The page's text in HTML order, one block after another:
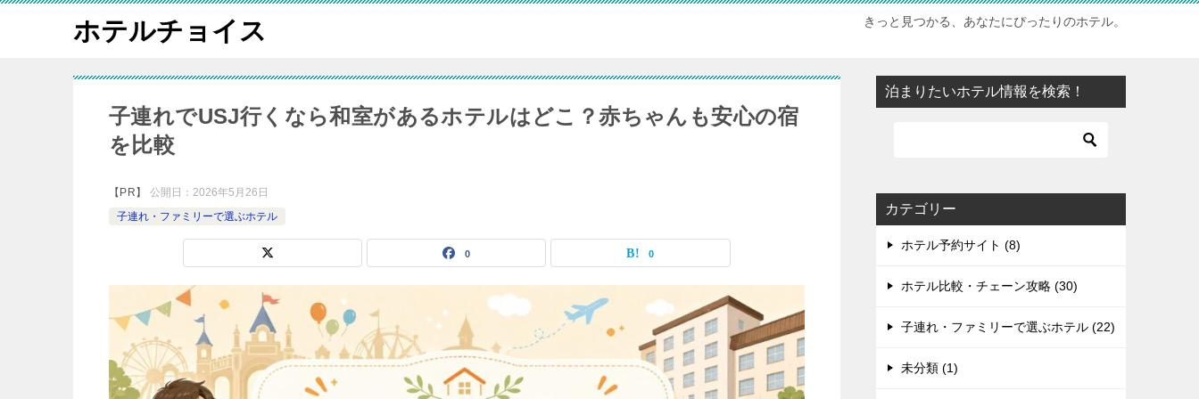
ホテルチョイス きっと見つかる、あなたにぴったりのホテル。
子連れでUSJ行くなら和室があるホテルはどこ？赤ちゃんも安心の宿
を比較
【PR】 公開日：2026年5月26日
子連れ・ファミリーで選ぶホテル
0 0
泊まりたいホテル情報を検索！
カテゴリー
ホテル予約サイト (8)
ホテル比較・チェーン攻略 (30)
子連れ・ファミリーで選ぶホテル (22)
未分類 (1)